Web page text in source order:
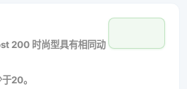
200 时尚型具有相同动
20。